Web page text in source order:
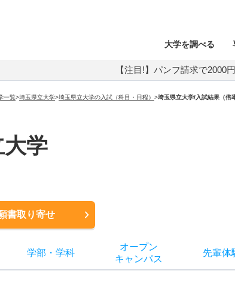
大学を調べる
【注目!】パンフ請求で2000
一覧>埼玉県立大学>埼玉県立大学の入試（科目・日程） >埼玉県立大学/入試結果（倍
学
書取り寄せ
学部 ・ 学科
オープン
キャンパス
先輩体